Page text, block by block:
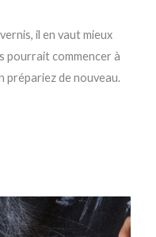
il en vaut mieux
pourrait commencer à
prépariez de nouveau.